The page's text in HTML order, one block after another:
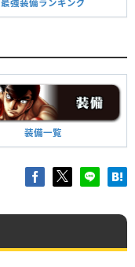
最強装備ランキング
装備一覧